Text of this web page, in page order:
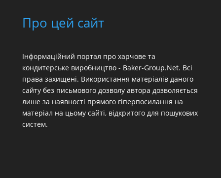
Про цей сайт
Інформаційний портал про харчове та
кондитерське виробництво - Baker-Group.Net. Всі
права захищені. Використання матеріалів даного
сайту без письмового дозволу автора дозволяється
лише за наявності прямого гіперпосилання на
матеріал на цьому сайті, відкритого для пошукових
систем.